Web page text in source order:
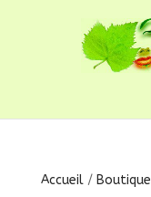
Accueil/ Boutique